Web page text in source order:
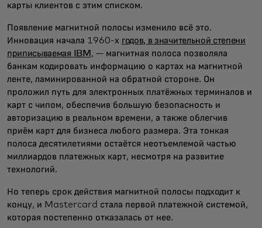
карты клиентов с этим списком.
Появление магнитной полосы изменило всё это.
Инновация начала 1960-х годов, в значительной степени
приписываемая IBM , — магнитная полоса позволяла
банкам кодировать информацию о картах на магнитной
ленте, ламинированной на обратной стороне. Он
проложил путь для электронных платёжных терминалов и
карт с чипом, обеспечив большую безопасность и
авторизацию в реальном времени, а также облегчив
приём карт для бизнеса любого размера. Эта тонкая
полоса десятилетиями остаётся неотъемлемой частью
миллиардов платежных карт, несмотря на развитие
технологий.
Но теперь срок действия магнитной полосы подходит к
концу, и Mastercard стала первой платежной системой,
которая постепенно отказалась от нее.